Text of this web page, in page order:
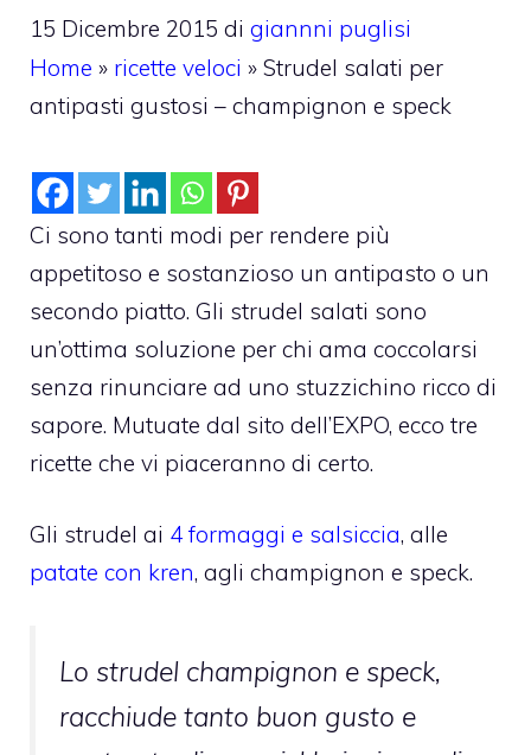
15 Dicembre 2015 di giannni puglisi
Home » ricette veloci » Strudel salati per
antipasti gustosi – champignon e speck
Ci sono tanti modi per rendere più
appetitoso e sostanzioso un antipasto o un
secondo piatto. Gli strudel salati sono
un’ottima soluzione per chi ama coccolarsi
senza rinunciare ad uno stuzzichino ricco di
sapore. Mutuate dal sito dell’EXPO, ecco tre
ricette che vi piaceranno di certo.
Gli strudel ai 4 formaggi e salsiccia, alle
patate con kren, agli champignon e speck.
Lo strudel champignon e speck,
racchiude tanto buon gusto e